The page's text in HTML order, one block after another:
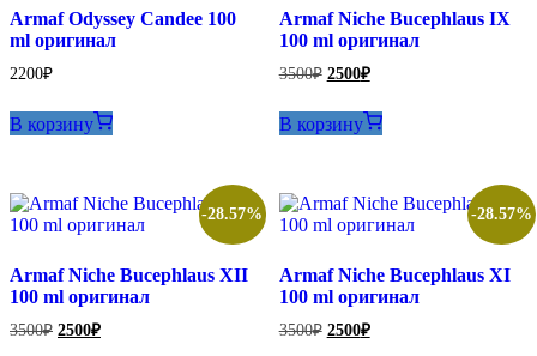
Armaf Odyssey Candee 100
ml оригинал
2200₽
В корзину
Armaf Niche Bucephlaus IX
100 ml оригинал
3500₽ Первоначальная
составляла
3500₽.
2500₽Текущая
2500₽.
В корзину
-28.57%
Armaf Niche Bucephlaus XII
100 ml оригинал
3500₽ Первоначальная
2500₽Текущая
-28.57%
Armaf Niche Bucephlaus XI
100 ml оригинал
3500₽ Первоначальная
2500₽Текущая